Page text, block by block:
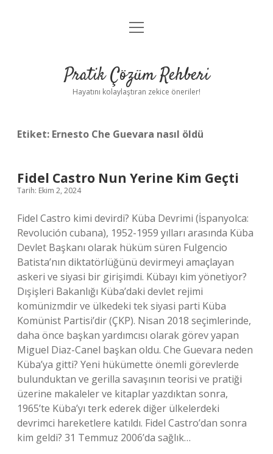
Anasayfa
Yasal Uyarı
menüyü
Pratik Çözüm Rehberi
Hayatını kolaylaştıran zekice öneriler!
Etiket: Ernesto Che Guevara nasıl öldü
Fidel Castro Nun Yerine Kim Geçti
Tarih: Ekim 2, 2024
Fidel Castro kimi devirdi? Küba Devrimi (İspanyolca:
Revolución cubana), 1952-1959 yılları arasında Küba
Devlet Başkanı olarak hüküm süren Fulgencio
Batista’nın diktatörlüğünü devirmeyi amaçlayan
askeri ve siyasi bir girişimdi. Kübayı kim yönetiyor?
Dışişleri Bakanlığı Küba’daki devlet rejimi
komünizmdir ve ülkedeki tek siyasi parti Küba
Komünist Partisi’dir (ÇKP). Nisan 2018 seçimlerinde,
daha önce başkan yardımcısı olarak görev yapan
Miguel Diaz-Canel başkan oldu. Che Guevara neden
Küba’ya gitti? Yeni hükümette önemli görevlerde
bulunduktan ve gerilla savaşının teorisi ve pratiği
üzerine makaleler ve kitaplar yazdıktan sonra,
1965’te Küba’yı terk ederek diğer ülkelerdeki
devrimci hareketlere katıldı. Fidel Castro’dan sonra
kim geldi? 31 Temmuz 2006’da sağlık…